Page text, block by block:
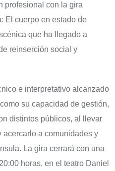
profesional con la gira
El cuerpo en estado de
que ha llegado a
reinserción social y
e interpretativo alcanzado
su capacidad de gestión,
distintos públicos, al llevar
acercarlo a comunidades y
La gira cerrará con una
horas, en el teatro Daniel